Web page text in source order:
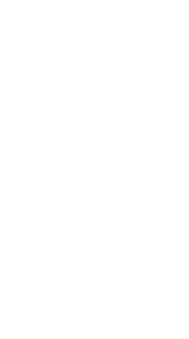
recept
eller ta bort något av